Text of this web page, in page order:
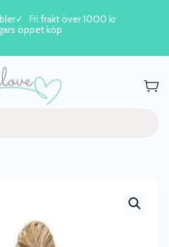
Fri frakt över 1000 kr
öppet köp